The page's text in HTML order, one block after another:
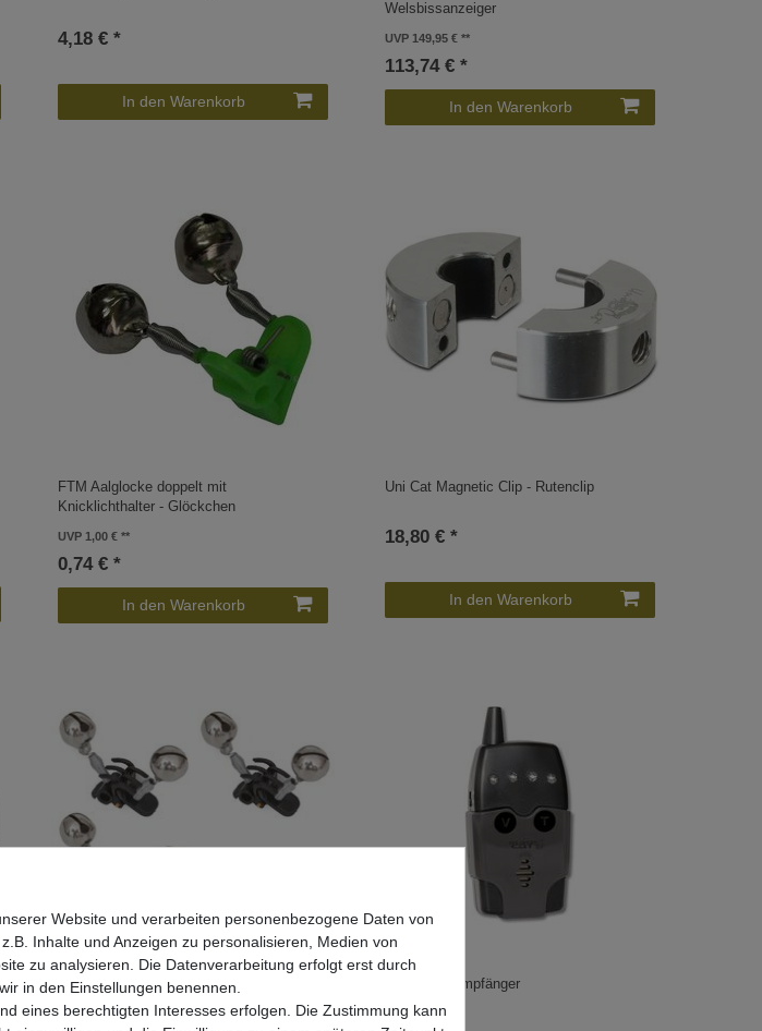
4,18 € *
In den Warenkorb
Welsbissanzeiger
UVP 149,95 €
113,74 € *
In den Warenkorb
FTM Aalglocke doppelt mit
Knicklichthalter - Glöckchen
UVP 1,00 €
0,74 € *
In den Warenkorb
Uni Cat Magnetic Clip - Rutenclip
18,80 € *
In den Warenkorb
Black Cat Hells Bells - 3 Glöckchen Black Cat Empfänger
Website und verarbeiten personenbezogene Daten von
Inhalte und Anzeigen zu personalisieren, Medien von
zu analysieren. Die Datenverarbeitung erfolgt erst durch
in den Einstellungen benennen.
eines berechtigten Interesses erfolgen. Die Zustimmung kann